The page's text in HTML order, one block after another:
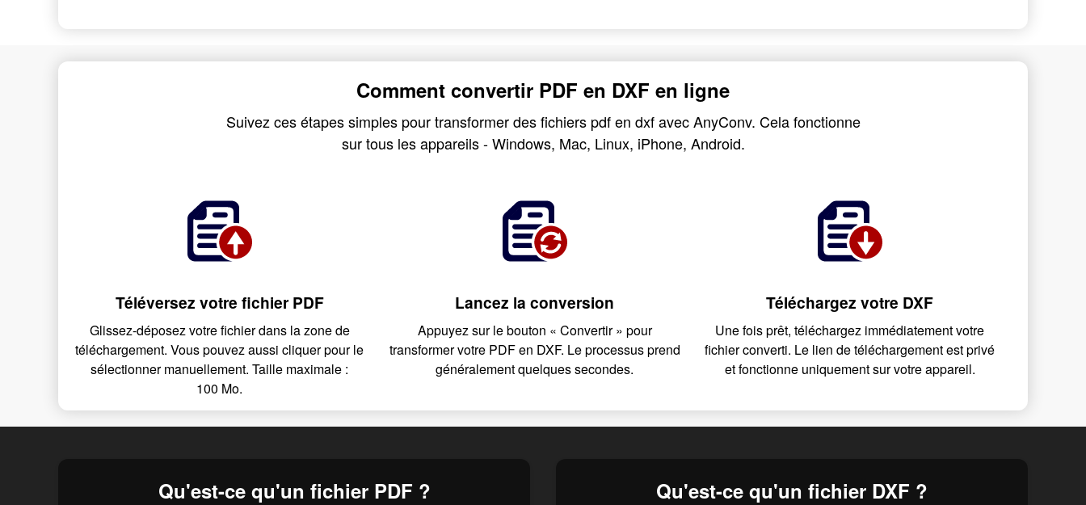
Comment convertir PDF en DXF en ligne
Suivez ces étapes simples pour transformer des fichiers pdf en dxf avec AnyConv. Cela fonctionne
sur tous les appareils - Windows, Mac, Linux, iPhone, Android.
Téléversez votre fichier PDF
Glissez-déposez votre fichier dans la zone de
téléchargement. Vous pouvez aussi cliquer pour le
sélectionner manuellement. Taille maximale :
100 Mo.
Lancez la conversion
Appuyez sur le bouton « Convertir » pour
transformer votre PDF en DXF. Le processus prend
généralement quelques secondes.
Téléchargez votre DXF
Une fois prêt, téléchargez immédiatement votre
fichier converti. Le lien de téléchargement est privé
et fonctionne uniquement sur votre appareil.
Qu'est-ce qu'un fichier PDF ? Qu'est-ce qu'un fichier DXF ?